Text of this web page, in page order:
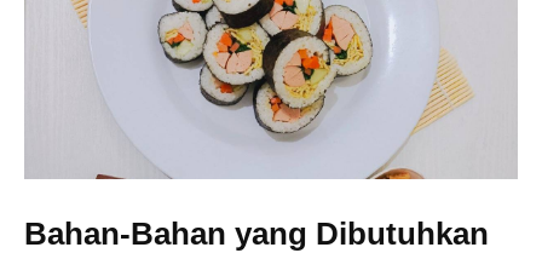
Bahan-Bahan yang Dibutuhkan